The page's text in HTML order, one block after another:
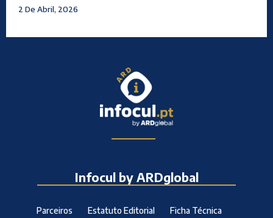
2 De Abril, 2026
Infocul by ARDglobal
Parceiros Estatuto Editorial Ficha Técnica